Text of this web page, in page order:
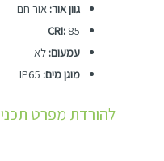
גוון אור: אור חם
CRI: 85
עמעום: לא
מוגן מים: IP65
להורדת מפרט תכני